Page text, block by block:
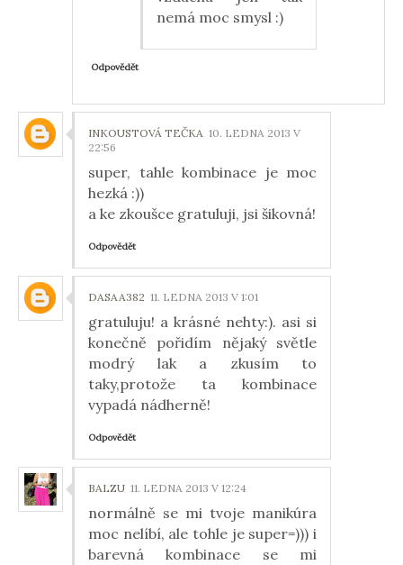
nemá moc smysl :)
Odpovědět
INKOUSTOVÁ TEČKA 10. LEDNA 2013 V
22:56
super, tahle kombinace je moc
hezká :))
a ke zkoušce gratuluji, jsi šikovná!
Odpovědět
DASAA382 11. LEDNA 2013 V 1:01
gratuluju! a krásné nehty:). asi si
konečně pořidím nějaký světle
modrý lak a zkusím to
taky,protože ta kombinace
vypadá nádherně!
Odpovědět
BALZU 11. LEDNA 2013 V 12:24
normálně se mi tvoje manikúra
moc nelíbí, ale tohle je super=))) i
barevná kombinace se mi